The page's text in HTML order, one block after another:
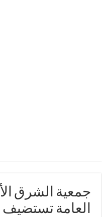
جمعية الشرق
العامة تستضيف